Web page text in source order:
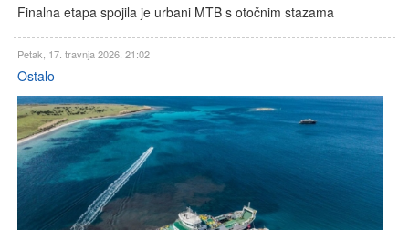
Finalna etapa spojila je urbani MTB s otočnim stazama
Petak, 17. travnja 2026. 21:02
Ostalo